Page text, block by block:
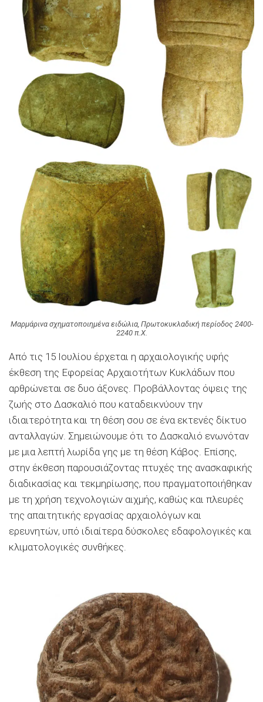
Μαρμάρινα σχηματοποιημένα ειδώλια, Πρωτοκυκλαδική περίοδος 2400-
2240 π.Χ.
Από τις 15 Ιουλίου έρχεται η αρχαιολογικής υφής
έκθεση της Εφορείας Αρχαιοτήτων Κυκλάδων που
αρθρώνεται σε δυο άξονες. Προβάλλοντας όψεις της
ζωής στο Δασκαλιό που καταδεικνύουν την
ιδιαιτερότητα και τη θέση σου σε ένα εκτενές δίκτυο
ανταλλαγών. Σημειώνουμε ότι το Δασκαλιό ενωνόταν
με μια λεπτή λωρίδα γης με τη θέση Κάβος. Επίσης,
στην έκθεση παρουσιάζοντας πτυχές της ανασκαφικής
διαδικασίας και τεκμηρίωσης, που πραγματοποιήθηκαν
με τη χρήση τεχνολογιών αιχμής, καθώς και πλευρές
της απαιτητικής εργασίας αρχαιολόγων και
ερευνητών, υπό ιδιαίτερα δύσκολες εδαφολογικές και
κλιματολογικές συνθήκες.